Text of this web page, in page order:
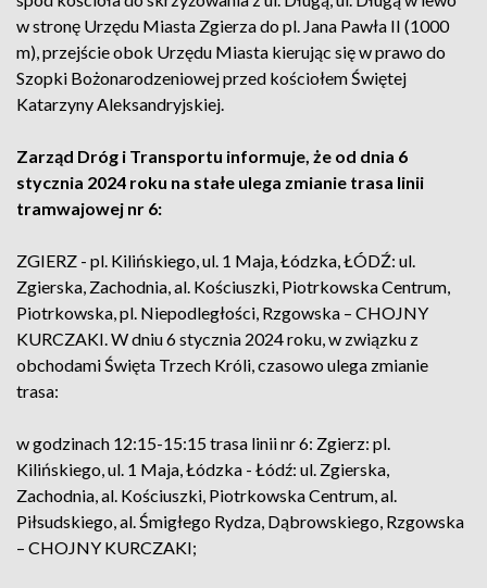
w stronę Urzędu Miasta Zgierza do pl. Jana Pawła II (1000
m), przejście obok Urzędu Miasta kierując się w prawo do
Szopki Bożonarodzeniowej przed kościołem Świętej
Katarzyny Aleksandryjskiej.
Zarząd Dróg i Transportu informuje, że od dnia 6
stycznia 2024 roku na stałe ulega zmianie trasa linii
tramwajowej nr 6:
ZGIERZ - pl. Kilińskiego, ul. 1 Maja, Łódzka, ŁÓDŹ: ul.
Zgierska, Zachodnia, al. Kościuszki, Piotrkowska Centrum,
Piotrkowska, pl. Niepodległości, Rzgowska – CHOJNY
KURCZAKI. W dniu 6 stycznia 2024 roku, w związku z
obchodami Święta Trzech Króli, czasowo ulega zmianie
trasa:
w godzinach 12:15-15:15 trasa linii nr 6: Zgierz: pl.
Kilińskiego, ul. 1 Maja, Łódzka - Łódź: ul. Zgierska,
Zachodnia, al. Kościuszki, Piotrkowska Centrum, al.
Piłsudskiego, al. Śmigłego Rydza, Dąbrowskiego, Rzgowska
– CHOJNY KURCZAKI;